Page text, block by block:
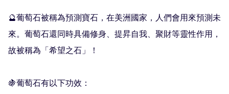
🔮葡萄石被稱為預測寶石，在美洲國家，人們會用來預測未
來。葡萄石還同時具備修身、提昇自我、聚財等靈性作用，
故被稱為「希望之石」！
🍇葡萄石有以下功效：